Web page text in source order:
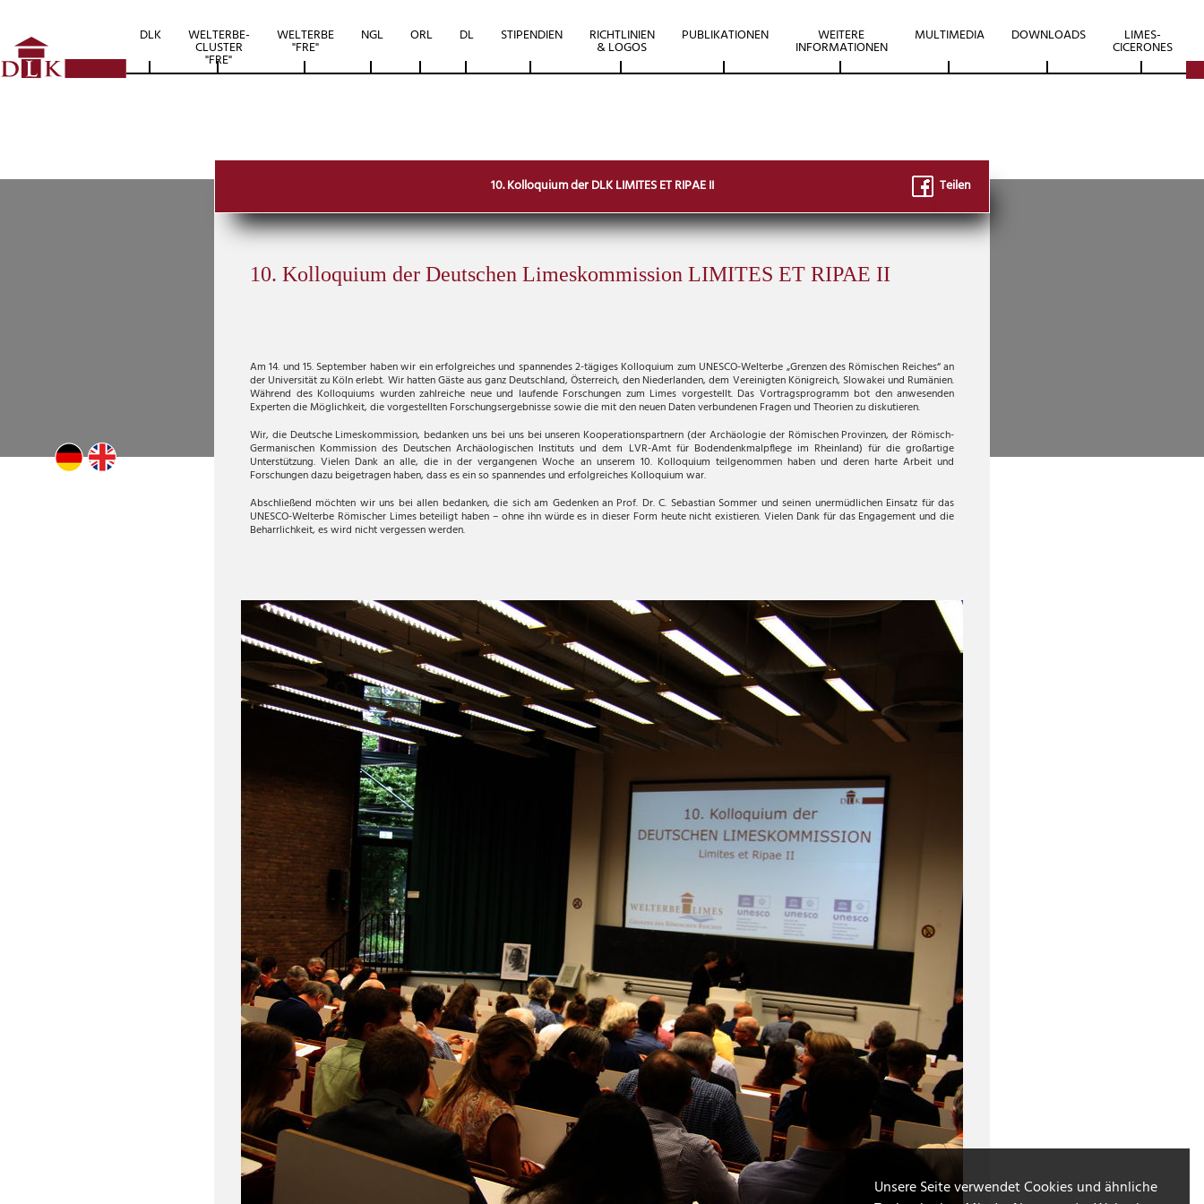
Unsere Seite verwendet Cookies und ähnliche
DLK WELTERBE-
CLUSTER
"FRE"
WELTERBE
"FRE"
NGL ORL DL STIPENDIEN RICHTLINIEN
& LOGOS
PUBLIKATIONEN WEITERE
INFORMATIONEN
MULTIMEDIA DOWNLOADS LIMES-
CICERONES
10. Kolloquium der DLK LIMITES ET RIPAE II Teilen
10. Kolloquium der Deutschen Limeskommission LIMITES ET RIPAE II
Am 14. und 15. September haben wir ein erfolgreiches und spannendes 2-tägiges Kolloquium zum UNESCO-Welterbe „Grenzen des Römischen Reiches“ an
der Universität zu Köln erlebt. Wir hatten Gäste aus ganz Deutschland, Österreich, den Niederlanden, dem Vereinigten Königreich, Slowakei und Rumänien.
Während des Kolloquiums wurden zahlreiche neue und laufende Forschungen zum Limes vorgestellt. Das Vortragsprogramm bot den anwesenden
Experten die Möglichkeit, die vorgestellten Forschungsergebnisse sowie die mit den neuen Daten verbundenen Fragen und Theorien zu diskutieren.
Wir, die Deutsche Limeskommission, bedanken uns bei uns bei unseren Kooperationspartnern (der Archäologie der Römischen Provinzen, der Römisch-
Germanischen Kommission des Deutschen Archäologischen Instituts und dem LVR-Amt für Bodendenkmalpflege im Rheinland) für die großartige
Unterstützung. Vielen Dank an alle, die in der vergangenen Woche an unserem 10. Kolloquium teilgenommen haben und deren harte Arbeit und
Forschungen dazu beigetragen haben, dass es ein so spannendes und erfolgreiches Kolloquium war.
Abschließend möchten wir uns bei allen bedanken, die sich am Gedenken an Prof. Dr. C. Sebastian Sommer und seinen unermüdlichen Einsatz für das
UNESCO-Welterbe Römischer Limes beteiligt haben – ohne ihn würde es in dieser Form heute nicht existieren. Vielen Dank für das Engagement und die
Beharrlichkeit, es wird nicht vergessen werden.